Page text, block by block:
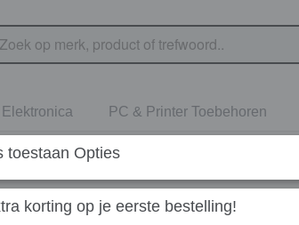
Elektronica PC & Printer Toebehoren
toestaan Opties
korting op je eerste bestelling!